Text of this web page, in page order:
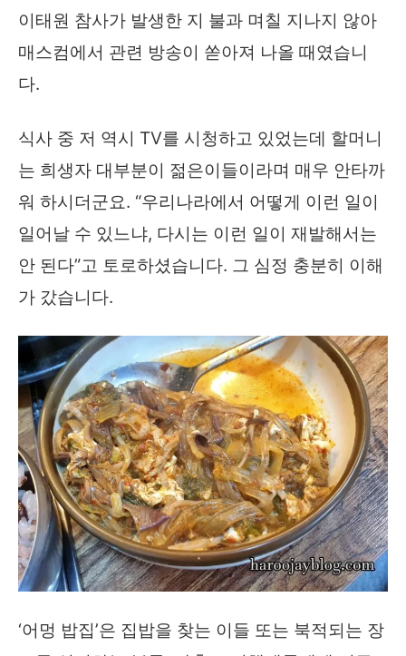
이태원 참사가 발생한 지 불과 며칠 지나지 않아
매스컴에서 관련 방송이 쏟아져 나올 때였습니
다.
식사 중 저 역시 TV를 시청하고 있었는데 할머니
는 희생자 대부분이 젊은이들이라며 매우 안타까
워 하시더군요. “우리나라에서 어떻게 이런 일이
일어날 수 있느냐, 다시는 이런 일이 재발해서는
안 된다”고 토로하셨습니다. 그 심정 충분히 이해
가 갔습니다.
‘어멍 밥집’은 집밥을 찾는 이들 또는 북적되는 장